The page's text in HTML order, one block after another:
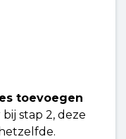
toevoegen
stap 2, deze